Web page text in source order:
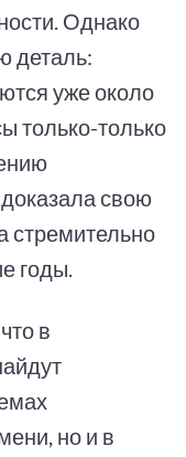
Однако
деталь:
уже около
только-только
свою
стремительно
годы.
в
но и в